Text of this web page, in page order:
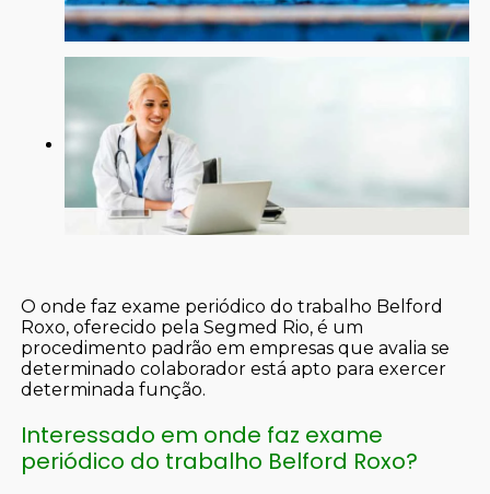
O onde faz exame periódico do trabalho Belford
Roxo, oferecido pela Segmed Rio, é um
procedimento padrão em empresas que avalia se
determinado colaborador está apto para exercer
determinada função.
Interessado em onde faz exame
periódico do trabalho Belford Roxo?